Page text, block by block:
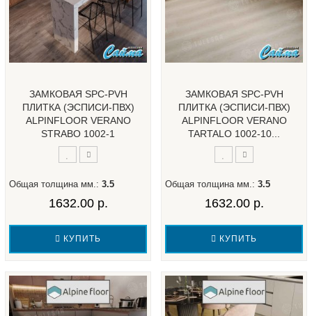
ЗАМКОВАЯ SPC-PVH
ПЛИТКА (ЭСПИСИ-ПВХ)
ALPINFLOOR VERANO
STRABO 1002-1
Общая толщина мм.: 3.5
1632.00 р.
КУПИТЬ
ЗАМКОВАЯ SPC-PVH
ПЛИТКА (ЭСПИСИ-ПВХ)
ALPINFLOOR VERANO
TARTALO 1002-10...
Общая толщина мм.: 3.5
1632.00 р.
КУПИТЬ